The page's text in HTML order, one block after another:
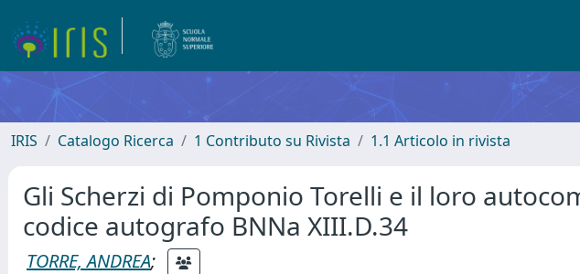
IRIS Catalogo Ricerca 1 Contributo su Rivista 1.1 Articolo in rivista
Gli Scherzi di Pomponio Torelli e il loro
codice autografo BNNa XIII.D.34
TORRE, ANDREA;